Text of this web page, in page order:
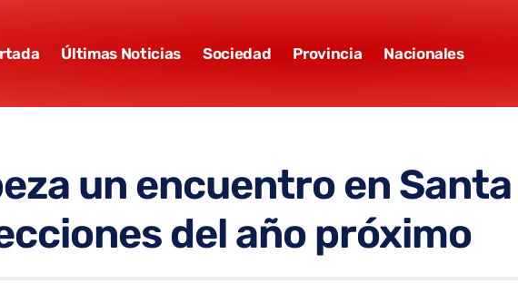
Últimas Noticias Sociedad Provincia Nacionales
un encuentro en
del año próximo